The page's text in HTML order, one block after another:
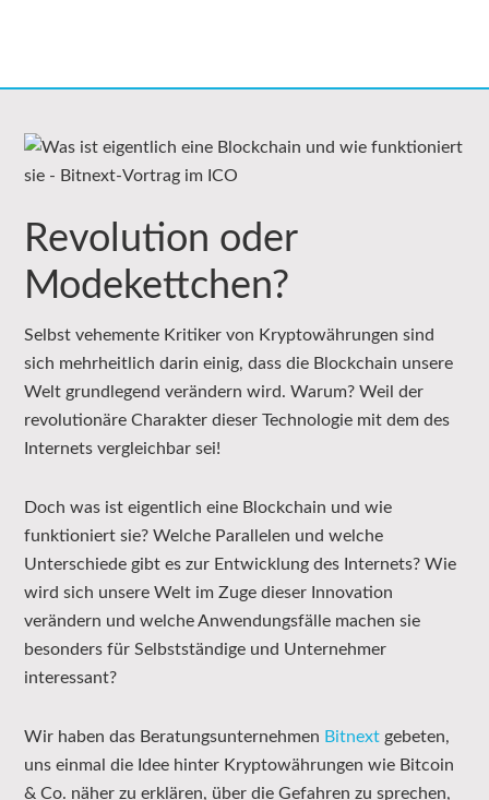
Revolution oder
Modekettchen?
Selbst vehemente Kritiker von Kryptowährungen sind
sich mehrheitlich darin einig, dass die Blockchain unsere
Welt grundlegend verändern wird. Warum? Weil der
revolutionäre Charakter dieser Technologie mit dem des
Internets vergleichbar sei!
Doch was ist eigentlich eine Blockchain und wie
funktioniert sie? Welche Parallelen und welche
Unterschiede gibt es zur Entwicklung des Internets? Wie
wird sich unsere Welt im Zuge dieser Innovation
verändern und welche Anwendungsfälle machen sie
besonders für Selbstständige und Unternehmer
interessant?
Wir haben das Beratungsunternehmen Bitnext gebeten,
uns einmal die Idee hinter Kryptowährungen wie Bitcoin
& Co. näher zu erklären, über die Gefahren zu sprechen,